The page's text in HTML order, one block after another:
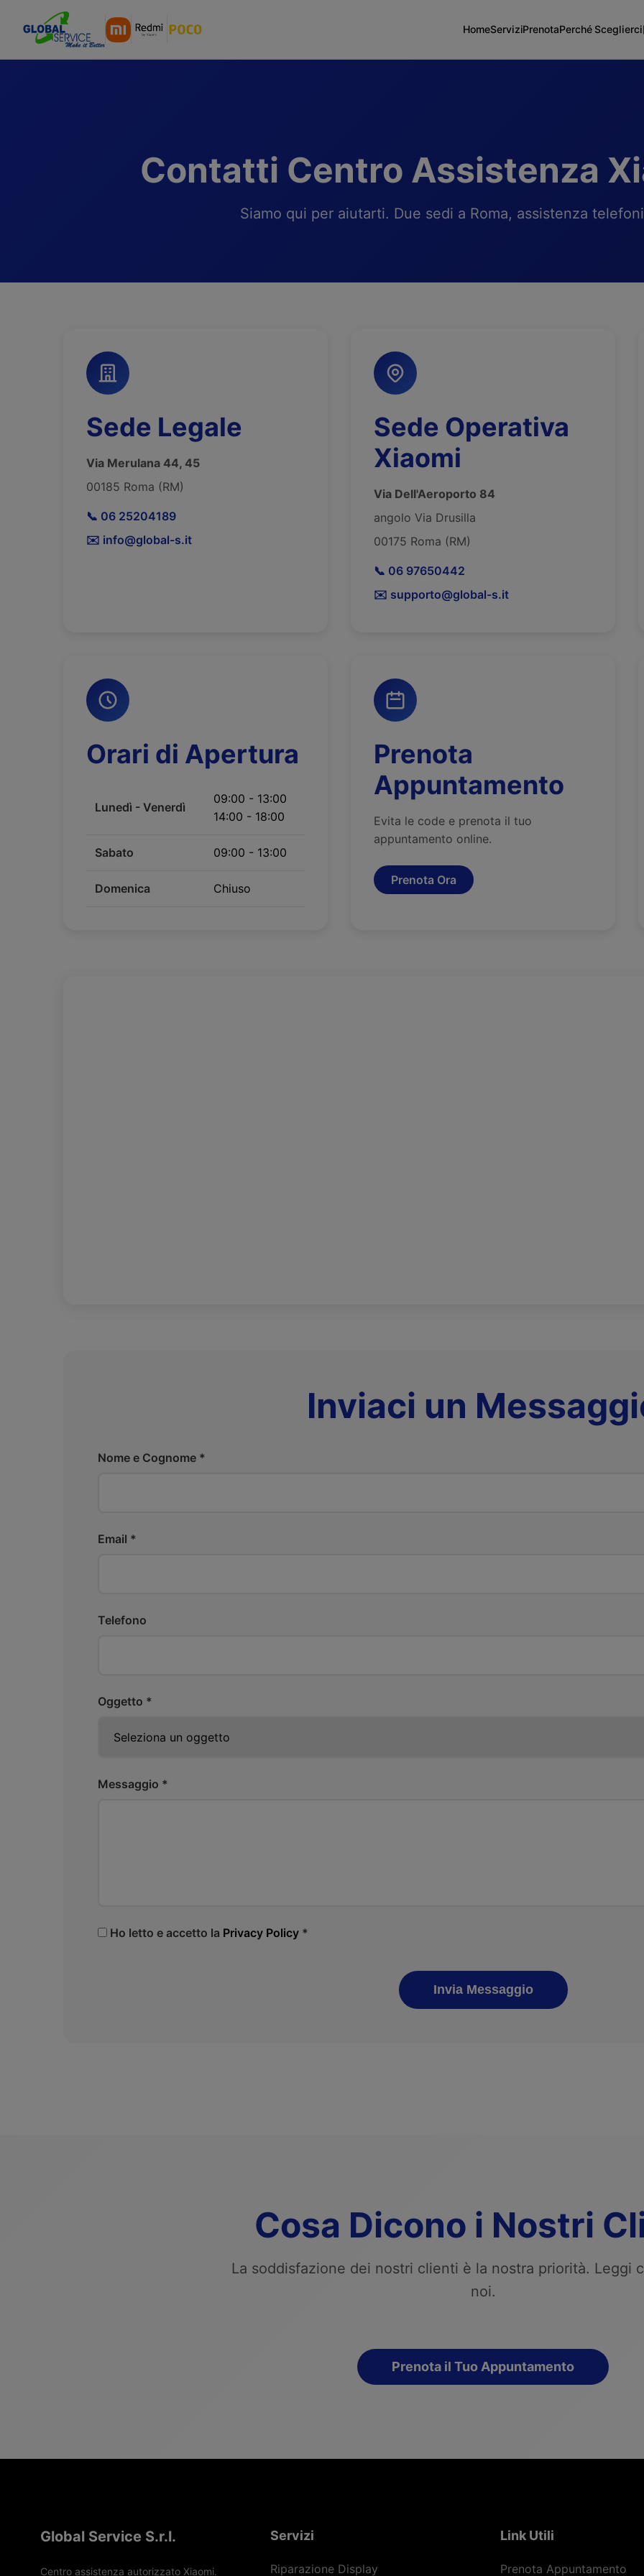
HomeServiziPrenotaPerché Sceglierci
Contatti Centro Assistenza
Siamo qui per aiutarti. Due sedi a Roma, assistenza
Sede Legale
Via Merulana 44, 45
00185 Roma (RM)
📞 06 25204189
✉️ info@global-s.it
Sede Operativa
Xiaomi
Via Dell'Aeroporto 84
angolo Via Drusilla
00175 Roma (RM)
📞 06 97650442
✉️ supporto@global-s.it
Orari di Apertura
Lunedì - Venerdì
09:00 - 13:00
14:00 - 18:00
Sabato 09:00 - 13:00
Domenica Chiuso
Prenota
Appuntamento
Evita le code e prenota il tuo
appuntamento online.
Prenota Ora
Inviaci un
Nome e Cognome *
Email *
Telefono
Oggetto *
Messaggio *
Ho letto e accetto la Privacy Policy *
Invia Messaggio
Cosa Dicono i Nostri
La soddisfazione dei nostri clienti è la nostra priorità. Leggi
noi.
Prenota il Tuo Appuntamento
Global Service S.r.l.
Centro assistenza autorizzato Xiaomi.
Servizi
Riparazione Display
Link Utili
Prenota Appuntamento